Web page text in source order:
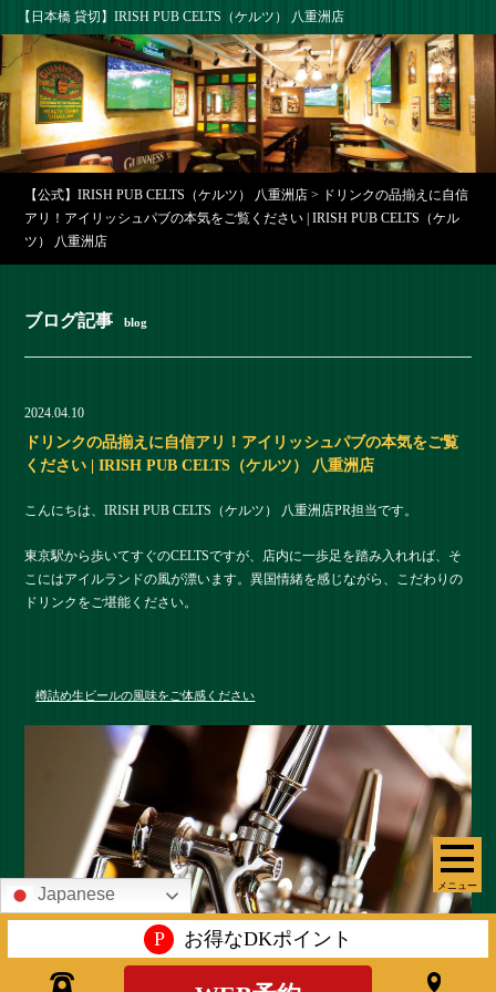
【日本橋 貸切】IRISH PUB CELTS（ケルツ） 八重洲店
メニュー
【公式】IRISH PUB CELTS（ケルツ） 八重洲店 > ドリンクの品揃えに自信
アリ！アイリッシュパブの本気をご覧ください | IRISH PUB CELTS（ケル
ツ） 八重洲店
ブログ記事 blog
2024.04.10
ドリンクの品揃えに自信アリ！アイリッシュパブの本気をご覧
ください | IRISH PUB CELTS（ケルツ） 八重洲店
こんにちは、IRISH PUB CELTS（ケルツ） 八重洲店PR担当です。
東京駅から歩いてすぐのCELTSですが、店内に一歩足を踏み入れれば、そ
こにはアイルランドの風が漂います。異国情緒を感じながら、こだわりの
ドリンクをご堪能ください。
樽詰め生ビールの風味をご体感ください
Japanese
P お得なDKポイント